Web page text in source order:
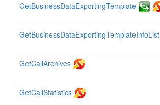
GetBusinessDataExportingTemplate
GetBusinessDataExportingTemplateInfoList
GetCallArchives
GetCallStatistics